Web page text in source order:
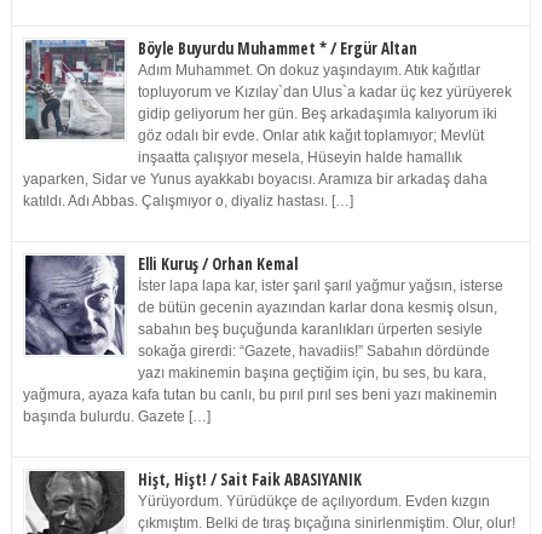
Böyle Buyurdu Muhammet * / Ergür Altan
Adım Muhammet. On dokuz yaşındayım. Atık kağıtlar
topluyorum ve Kızılay`dan Ulus`a kadar üç kez yürüyerek
gidip geliyorum her gün. Beş arkadaşımla kalıyorum iki
göz odalı bir evde. Onlar atık kağıt toplamıyor; Mevlüt
inşaatta çalışıyor mesela, Hüseyin halde hamallık
yaparken, Sidar ve Yunus ayakkabı boyacısı. Aramıza bir arkadaş daha
katıldı. Adı Abbas. Çalışmıyor o, diyaliz hastası. […]
Elli Kuruş / Orhan Kemal
İster lapa lapa kar, ister şarıl şarıl yağmur yağsın, isterse
de bütün gecenin ayazından karlar dona kesmiş olsun,
sabahın beş buçuğunda karanlıkları ürperten sesiyle
sokağa girerdi: “Gazete, havadiis!” Sabahın dördünde
yazı makinemin başına geçtiğim için, bu ses, bu kara,
yağmura, ayaza kafa tutan bu canlı, bu pırıl pırıl ses beni yazı makinemin
başında bulurdu. Gazete […]
Hişt, Hişt! / Sait Faik ABASIYANIK
Yürüyordum. Yürüdükçe de açılıyordum. Evden kızgın
çıkmıştım. Belki de tıraş bıçağına sinirlenmiştim. Olur, olur!